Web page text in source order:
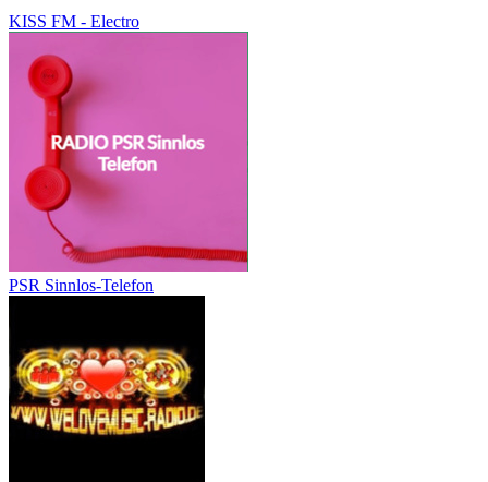
KISS FM - Electro
PSR Sinnlos-Telefon